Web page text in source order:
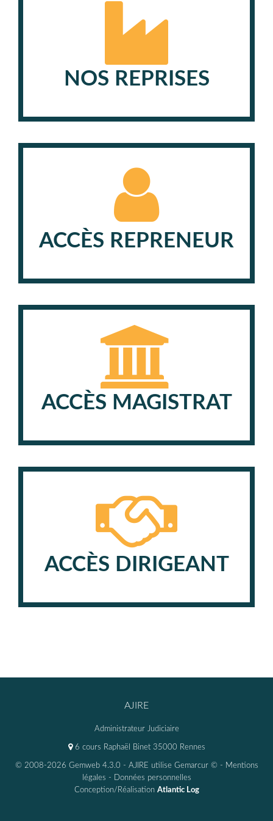
NOS REPRISES
ACCÈS REPRENEUR
ACCÈS MAGISTRAT
ACCÈS DIRIGEANT
AJIRE
Administrateur Judiciaire
6 cours Raphaël Binet 35000 Rennes
© 2008-2026 Gemweb 4.3.0 - AJIRE utilise Gemarcur © - Mentions
légales - Données personnelles
Conception/Réalisation Atlantic Log